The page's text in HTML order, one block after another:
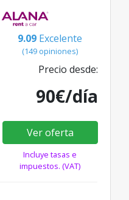
9.09 Excelente
(149 opiniones)
Precio desde:
90€/día
Ver oferta
Incluye tasas e
impuestos. (VAT)